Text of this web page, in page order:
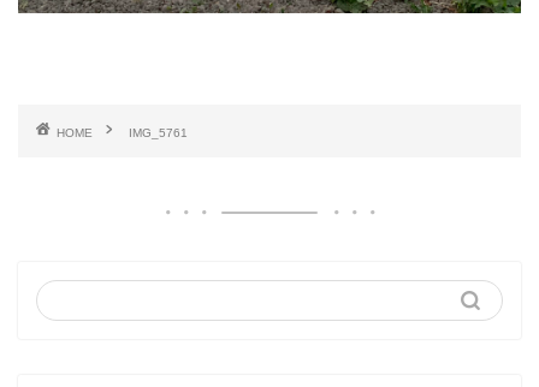
HOME IMG_5761